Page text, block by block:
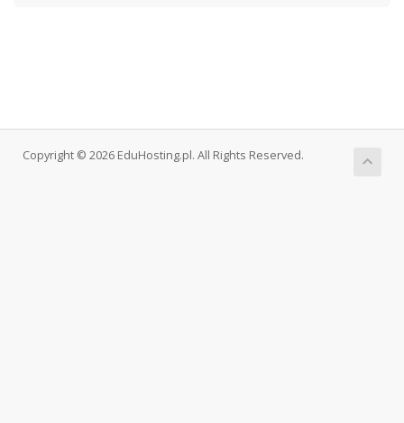
Copyright © 2026 EduHosting.pl. All Rights Reserved.